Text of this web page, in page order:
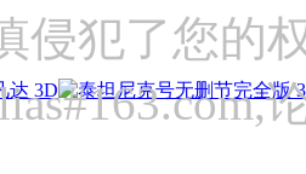
侵犯了您的